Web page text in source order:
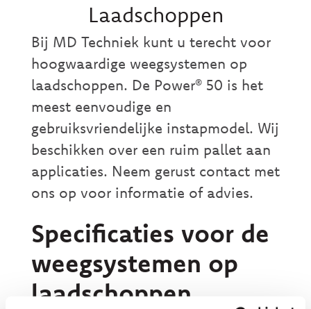
Laadschoppen
Bij MD Techniek kunt u terecht voor
hoogwaardige weegsystemen op
laadschoppen. De Power® 50 is het
meest eenvoudige en
gebruiksvriendelijke instapmodel. Wij
beschikken over een ruim pallet aan
applicaties. Neem gerust contact met
ons op voor informatie of advies.
Specificaties voor de
weegsystemen op
laadschoppen